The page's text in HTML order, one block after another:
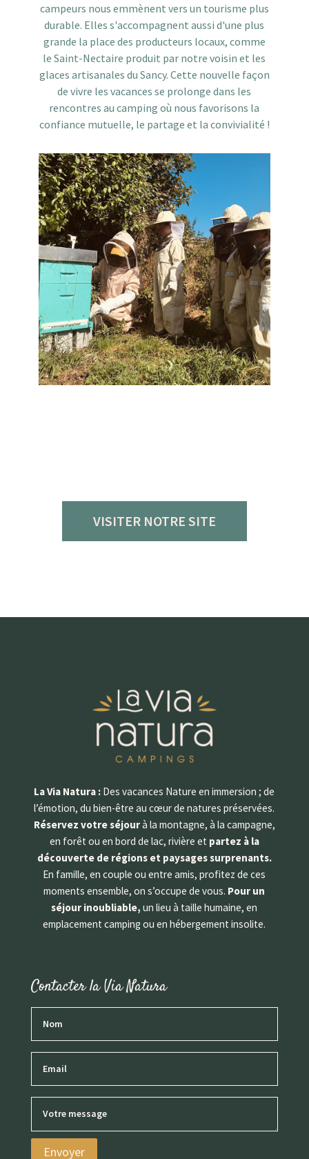
campeurs nous emmènent vers un tourisme plus
durable. Elles s'accompagnent aussi d'une plus
grande la place des producteurs locaux, comme
le Saint-Nectaire produit par notre voisin et les
glaces artisanales du Sancy. Cette nouvelle façon
de vivre les vacances se prolonge dans les
rencontres au camping où nous favorisons la
confiance mutuelle, le partage et la convivialité !
VISITER NOTRE SITE
La Via Natura : Des vacances Nature en immersion ; de
l’émotion, du bien-être au cœur de natures préservées.
Réservez votre séjourà la montagne, à la campagne,
en forêt ou en bord de lac, rivière et partez à la
découverte de régions et paysages surprenants.
En famille, en couple ou entre amis, profitez de ces
moments ensemble, on s’occupe de vous. Pour un
séjour inoubliable, un lieu à taille humaine, en
emplacement camping ou en hébergement insolite.
Contacter la Via Natura
En soumettant ce formulaire, j’accepte que les
Envoyer